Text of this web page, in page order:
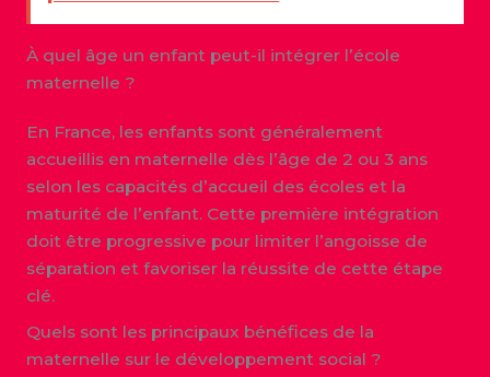
À quel âge un enfant peut-il intégrer l’école
maternelle ?
En France, les enfants sont généralement
accueillis en maternelle dès l’âge de 2 ou 3 ans
selon les capacités d’accueil des écoles et la
maturité de l’enfant. Cette première intégration
doit être progressive pour limiter l’angoisse de
séparation et favoriser la réussite de cette étape
clé.
Quels sont les principaux bénéfices de la
maternelle sur le développement social ?